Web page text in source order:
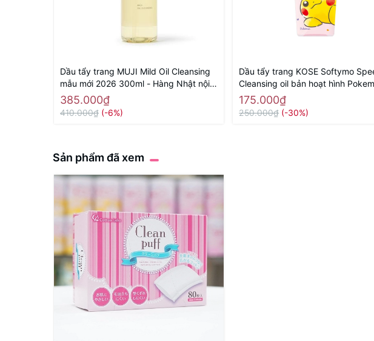
Dầu tẩy trang MUJI Mild Oil Cleansing
mẫu mới 2026 300ml - Hàng Nhật nội
địa
385.000₫
410.000₫ (-6%)
Dầu tẩy trang KOSE Softymo Speedy
Cleansing oil bản hoạt hình
240ml - Hàng Nhật nội địa
175.000₫
250.000₫ (-30%)
Sản phẩm đã xem